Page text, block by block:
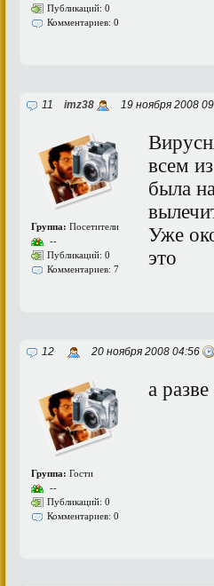
Публикаций: 0
Комментариев: 0
11 imz38 19 ноября 2008
Группа: Посетители
--
Публикаций: 0
Комментариев: 7
всем
была
Уже
это
12 20 ноября 2008 04:56
Группа: Гости
--
Публикаций: 0
Комментариев: 0
а